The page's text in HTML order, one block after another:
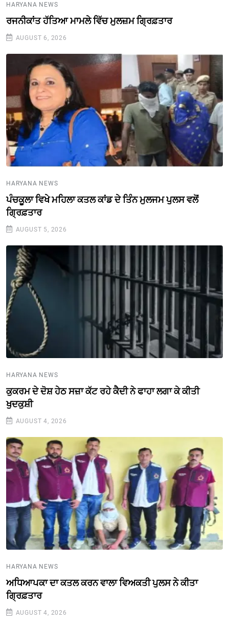
HARYANA NEWS
ਰਜਨੀਕਾਂਤ ਹੱਤਿਆ ਮਾਮਲੇ ਵਿੱਚ ਮੁਲਜ਼ਮ ਗ੍ਰਿਫ਼ਤਾਰ
AUGUST 6, 2026
HARYANA NEWS
ਪੰਚਕੂਲਾ ਵਿਖੇ ਮਹਿਲਾ ਕਤਲ ਕਾਂਡ ਦੇ ਤਿੰਨ ਮੁਲਜਮ ਪੁਲਸ ਵਲੋਂ
ਗ੍ਰਿਫ਼ਤਾਰ
AUGUST 5, 2026
HARYANA NEWS
ਕੁਕਰਮ ਦੇ ਦੋਸ਼ ਹੇਠ ਸਜ਼ਾ ਕੱਟ ਰਹੇ ਕੈਦੀ ਨੇ ਫਾਹਾ ਲਗਾ ਕੇ ਕੀਤੀ
ਖੁਦਕੁਸ਼ੀ
AUGUST 4, 2026
HARYANA NEWS
ਅਧਿਆਪਕਾ ਦਾ ਕਤਲ ਕਰਨ ਵਾਲਾ ਵਿਅਕਤੀ ਪੁਲਸ ਨੇ ਕੀਤਾ
ਗ੍ਰਿਫ਼ਤਾਰ
AUGUST 4, 2026